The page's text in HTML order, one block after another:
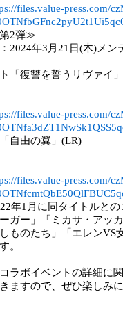
files.value-press.com/
2弾≫
2024年3月21日(木)メ
「復讐を誓うリヴァイ
files.value-press.com/
自由の翼」(LR)
files.value-press.com/
年1月に同タイトルと
ガー」「ミカサ・アッ
ものたち」「エレン
。
ラボイベントの詳細に
ますので、ぜひ楽しみ